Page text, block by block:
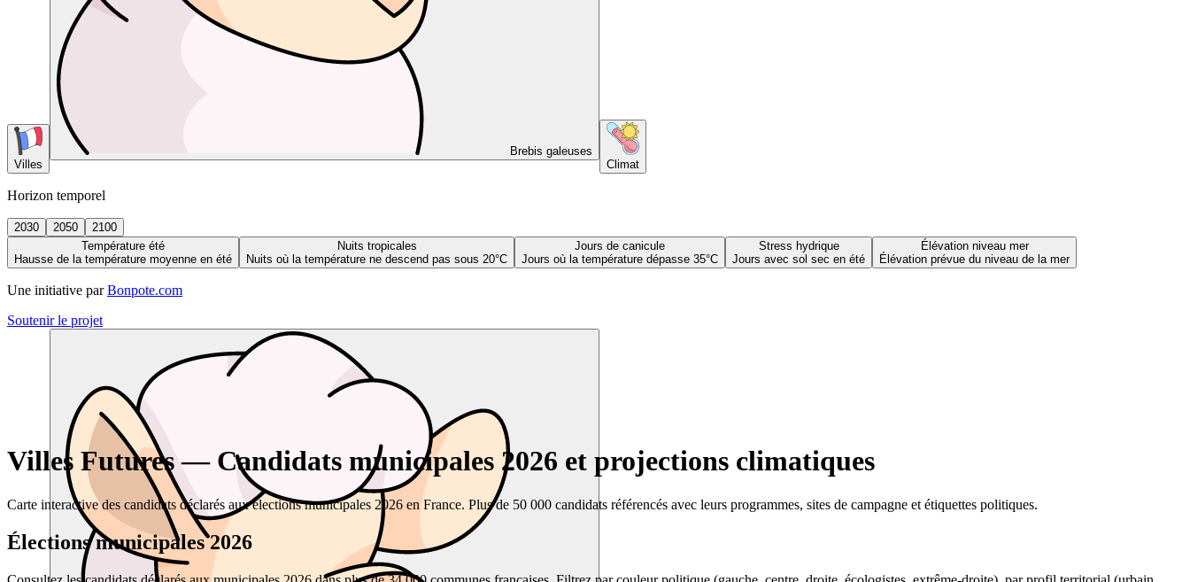
Villes
Brebis galeuses
Climat
Horizon temporel
2030 2050
2100
Température été
Hausse de la température moyenne en été
Nuits tropicales
Nuits où la température ne descend pas sous 20°C
Jours de canicule
Jours où la température dépasse 35°C
Stress hydrique
Jours avec sol sec en été
Élévation niveau mer
Élévation prévue du niveau de la mer
Une initiative par Bonpote.com
Soutenir le projet
Villes Futures — Candidats municipales 2026 et projections climatiques
Carte interactive des candidats déclarés aux élections municipales 2026 en France. Plus de 50 000 candidats référencés avec leurs programmes, sites de campagne et étiquettes politiques.
Élections municipales 2026